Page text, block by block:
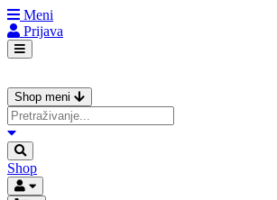
Meni
Prijava
Shop meni
Shop